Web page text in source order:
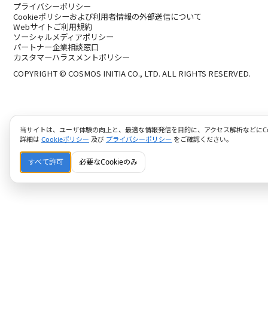
プライバシーポリシー
Cookieポリシーおよび利用者情報の外部送信について
Webサイトご利用規約
ソーシャルメディアポリシー
パートナー企業相談窓口
カスタマーハラスメントポリシー
COPYRIGHT © COSMOS INITIA CO., LTD. ALL RIGHTS RESERVED.
当サイトは、ユーザ体験の向上と、最適な情報発信を目的に、アクセス解析などに
詳細は Cookieポリシー 及び プライバシーポリシー をご確認ください。
すべて許可 必要なCookieのみ